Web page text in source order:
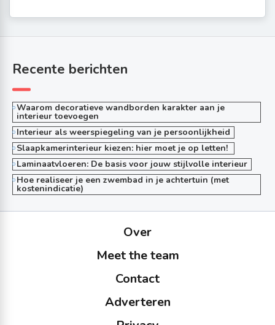
Recente berichten
Waarom decoratieve wandborden karakter aan je
interieur toevoegen
Interieur als weerspiegeling van je persoonlijkheid
Slaapkamerinterieur kiezen: hier moet je op letten!
Laminaatvloeren: De basis voor jouw stijlvolle interieur
Hoe realiseer je een zwembad in je achtertuin (met
kostenindicatie)
Over
Meet the team
Contact
Adverteren